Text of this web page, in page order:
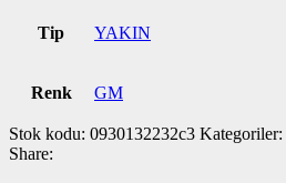
Tip YAKIN
Renk GM
Stok kodu: 0930132232c3 Kategoriler:
Share: